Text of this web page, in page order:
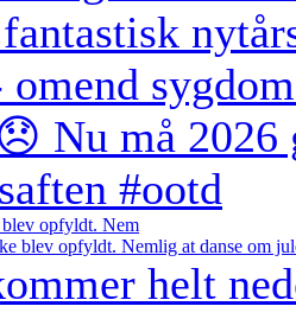
opfyldt. Nem
helt